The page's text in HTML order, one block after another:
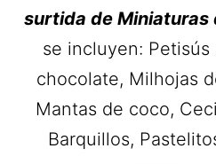
surtida de Miniaturas
se incluyen:
chocolate, Milhojas
Mantas de coco,
Barquillos,